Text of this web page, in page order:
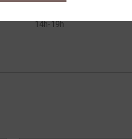
Commande sur simple
14h-19h